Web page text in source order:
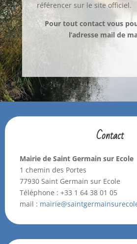
référencer sur le site officiel.
Pour tout contact vous
l’adresse mail de
Contact
Mairie de Saint Germain sur Ecole
1 chemin des Portes
77930 Saint Germain sur Ecole
Téléphone : +33 1 64 38 01 05
mail :